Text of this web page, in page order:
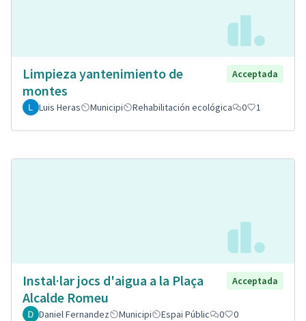
Limpieza yantenimiento de
montes
Acceptada
Luis Heras Municipi Rehabilitación ecológica 0 1
Instal·lar jocs d'aigua a la Plaça
Alcalde Romeu
Acceptada
Daniel Fernandez Municipi Espai Públic 0 0